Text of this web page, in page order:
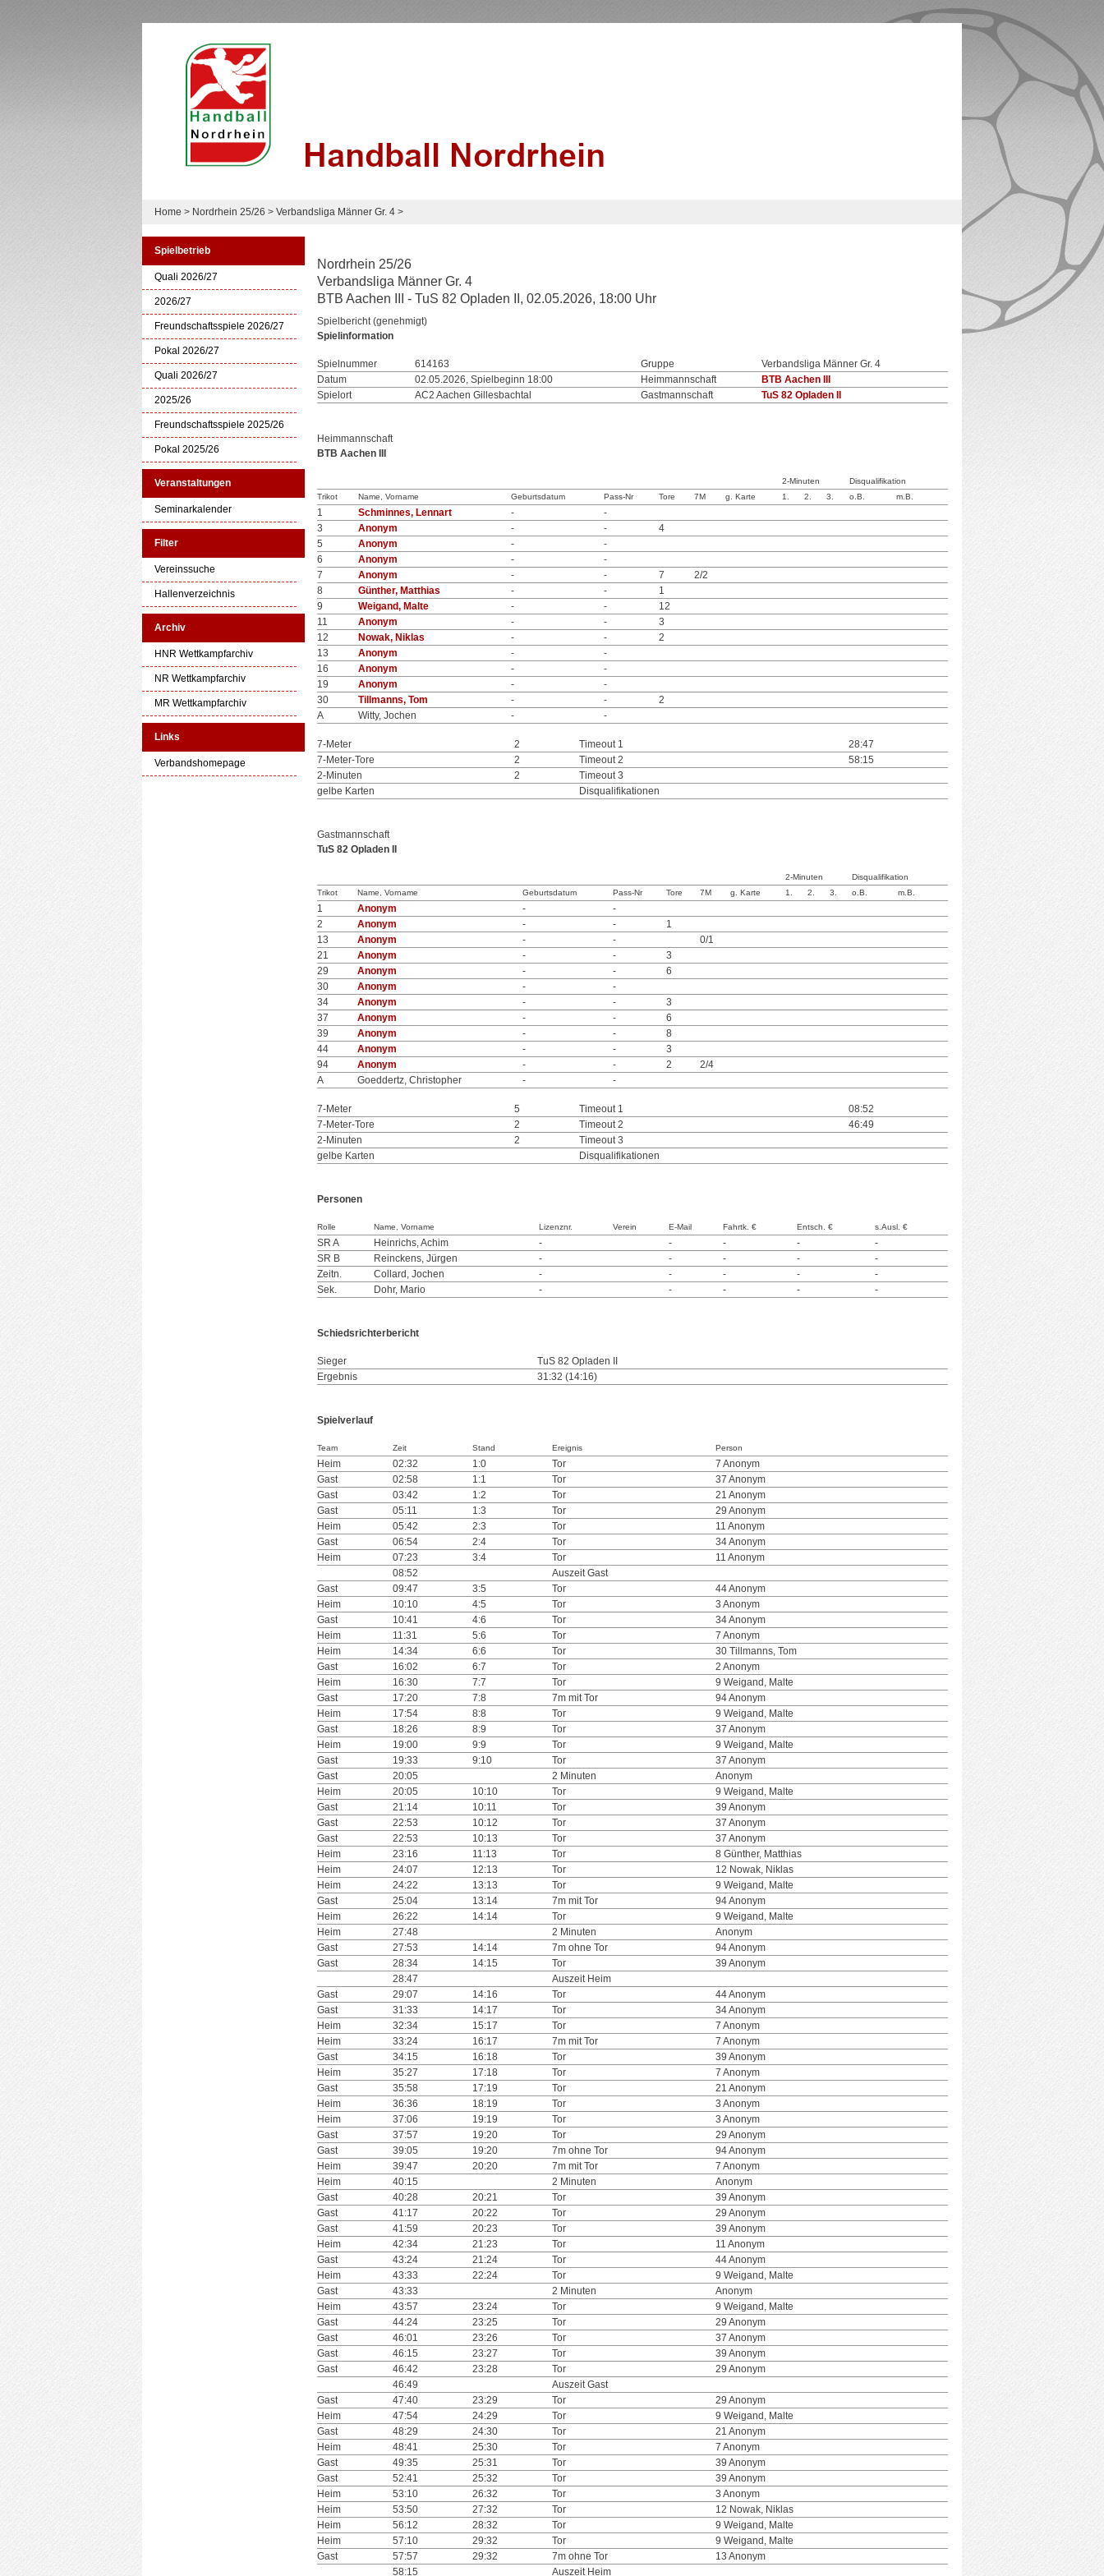
Home > Nordrhein 25/26 > Verbandsliga Männer Gr. 4 >
Spielbetrieb
Quali 2026/27
2026/27
Freundschaftsspiele 2026/27
Pokal 2026/27
Quali 2026/27
2025/26
Freundschaftsspiele 2025/26
Pokal 2025/26
Veranstaltungen
Seminarkalender
Filter
Vereinssuche
Hallenverzeichnis
Archiv
HNR Wettkampfarchiv
NR Wettkampfarchiv
MR Wettkampfarchiv
Links
Verbandshomepage
Nordrhein 25/26
Verbandsliga Männer Gr. 4
BTB Aachen III - TuS 82 Opladen II, 02.05.2026, 18:00 Uhr
Spielbericht (genehmigt)
Spielinformation
Spielnummer 614163 Gruppe
Verbandsliga Männer Gr. 4
Datum
02.05.2026, Spielbeginn 18:00 Heimmannschaft
BTB Aachen III
Spielort
AC2 Aachen Gillesbachtal Gastmannschaft TuS 82 Opladen II
Heimmannschaft
BTB Aachen III
2-Minuten
Disqualifikation
Trikot
Name, Vorname Geburtsdatum Pass-Nr Tore 7M g. Karte 1. 2. 3. o.B. m.B.
1 Schminnes, Lennart -
-
3
Anonym - -
4
5
Anonym -
-
6
Anonym -
-
7
Anonym - - 7
2/2
8
Günther, Matthias - -
1
9
Weigand, Malte - -
12
11
Anonym - -
3
12
Nowak, Niklas - -
2
13
Anonym -
-
16
Anonym -
-
19
Anonym -
-
30
Tillmanns, Tom - -
2
A
Witty, Jochen - -
7-Meter 2 Timeout 1
28:47
7-Meter-Tore
2 Timeout 2
58:15
2-Minuten
2
Timeout 3
gelbe Karten
Disqualifikationen
Gastmannschaft
TuS 82 Opladen II
2-Minuten
Disqualifikation
Trikot
Name, Vorname Geburtsdatum Pass-Nr Tore 7M g. Karte 1. 2. 3. o.B. m.B.
1 Anonym -
-
2
Anonym - -
1
13
Anonym - -
0/1
21
Anonym - -
3
29
Anonym - -
6
30
Anonym -
-
34
Anonym - -
3
37
Anonym - -
6
39
Anonym - -
8
44
Anonym - -
3
94
Anonym - - 2
2/4
A
Goeddertz, Christopher - -
7-Meter 5 Timeout 1
08:52
7-Meter-Tore
2 Timeout 2
46:49
2-Minuten
2
Timeout 3
gelbe Karten
Disqualifikationen
Personen
Rolle Name, Vorname Lizenznr. Verein E-Mail Fahrtk. € Entsch. € s.Ausl. €
SR A Heinrichs, Achim - - - -
-
SR B
Reinckens, Jürgen - - - -
-
Zeitn.
Collard, Jochen - - - -
-
Sek.
Dohr, Mario - - - - -
Schiedsrichterbericht
Sieger
TuS 82 Opladen II
Ergebnis
31:32 (14:16)
Spielverlauf
Team Zeit Stand Ereignis Person
Heim 02:32 1:0 Tor
7 Anonym
Gast
02:58 1:1 Tor
37 Anonym
Gast
03:42 1:2 Tor
21 Anonym
Gast
05:11 1:3 Tor
29 Anonym
Heim
05:42 2:3 Tor
11 Anonym
Gast
06:54 2:4 Tor
34 Anonym
Heim
07:23 3:4 Tor
11 Anonym
08:52
Auszeit Gast
Gast
09:47 3:5 Tor
44 Anonym
Heim
10:10 4:5 Tor
3 Anonym
Gast
10:41 4:6 Tor
34 Anonym
Heim
11:31 5:6 Tor
7 Anonym
Heim
14:34 6:6 Tor
30 Tillmanns, Tom
Gast
16:02 6:7 Tor
2 Anonym
Heim
16:30 7:7 Tor
9 Weigand, Malte
Gast
17:20 7:8 7m mit Tor
94 Anonym
Heim
17:54 8:8 Tor
9 Weigand, Malte
Gast
18:26 8:9 Tor
37 Anonym
Heim
19:00 9:9 Tor
9 Weigand, Malte
Gast
19:33 9:10 Tor
37 Anonym
Gast
20:05 2 Minuten
Anonym
Heim
20:05 10:10 Tor
9 Weigand, Malte
Gast
21:14 10:11 Tor
39 Anonym
Gast
22:53 10:12 Tor
37 Anonym
Gast
22:53 10:13 Tor
37 Anonym
Heim
23:16 11:13 Tor
8 Günther, Matthias
Heim
24:07 12:13 Tor
12 Nowak, Niklas
Heim
24:22 13:13 Tor
9 Weigand, Malte
Gast
25:04 13:14 7m mit Tor
94 Anonym
Heim
26:22 14:14 Tor
9 Weigand, Malte
Heim
27:48 2 Minuten
Anonym
Gast
27:53 14:14 7m ohne Tor
94 Anonym
Gast
28:34 14:15 Tor
39 Anonym
28:47
Auszeit Heim
Gast
29:07 14:16 Tor
44 Anonym
Gast
31:33 14:17 Tor
34 Anonym
Heim
32:34 15:17 Tor
7 Anonym
Heim
33:24 16:17 7m mit Tor
7 Anonym
Gast
34:15 16:18 Tor
39 Anonym
Heim
35:27 17:18 Tor
7 Anonym
Gast
35:58 17:19 Tor
21 Anonym
Heim
36:36 18:19 Tor
3 Anonym
Heim
37:06 19:19 Tor
3 Anonym
Gast
37:57 19:20 Tor
29 Anonym
Gast
39:05 19:20 7m ohne Tor
94 Anonym
Heim
39:47 20:20 7m mit Tor
7 Anonym
Heim
40:15 2 Minuten
Anonym
Gast
40:28 20:21 Tor
39 Anonym
Gast
41:17 20:22 Tor
29 Anonym
Gast
41:59 20:23 Tor
39 Anonym
Heim
42:34 21:23 Tor
11 Anonym
Gast
43:24 21:24 Tor
44 Anonym
Heim
43:33 22:24 Tor
9 Weigand, Malte
Gast
43:33 2 Minuten
Anonym
Heim
43:57 23:24 Tor
9 Weigand, Malte
Gast
44:24 23:25 Tor
29 Anonym
Gast
46:01 23:26 Tor
37 Anonym
Gast
46:15 23:27 Tor
39 Anonym
Gast
46:42 23:28 Tor
29 Anonym
46:49
Auszeit Gast
Gast
47:40 23:29 Tor
29 Anonym
Heim
47:54 24:29 Tor
9 Weigand, Malte
Gast
48:29 24:30 Tor
21 Anonym
Heim
48:41 25:30 Tor
7 Anonym
Gast
49:35 25:31 Tor
39 Anonym
Gast
52:41 25:32 Tor
39 Anonym
Heim
53:10 26:32 Tor
3 Anonym
Heim
53:50 27:32 Tor
12 Nowak, Niklas
Heim
56:12 28:32 Tor
9 Weigand, Malte
Heim
57:10 29:32 Tor
9 Weigand, Malte
Gast
57:57 29:32 7m ohne Tor
13 Anonym
58:15
Auszeit Heim